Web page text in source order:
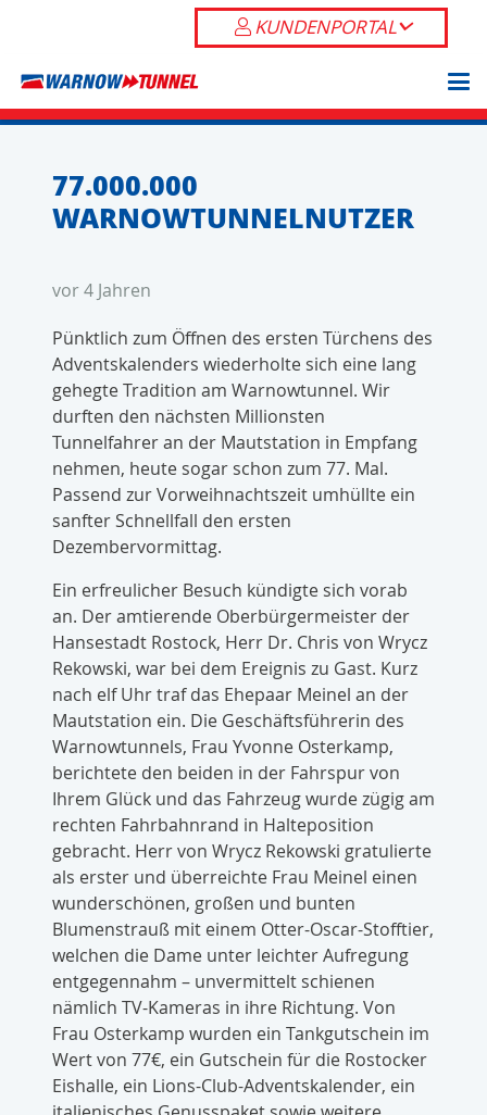
KUNDENPORTAL
77.000.000
WARNOWTUNNELNUTZER
vor 4 Jahren
Pünktlich zum Öffnen des ersten Türchens des
Adventskalenders wiederholte sich eine lang
gehegte Tradition am Warnowtunnel. Wir
durften den nächsten Millionsten
Tunnelfahrer an der Mautstation in Empfang
nehmen, heute sogar schon zum 77. Mal.
Passend zur Vorweihnachtszeit umhüllte ein
sanfter Schnellfall den ersten
Dezembervormittag.
Ein erfreulicher Besuch kündigte sich vorab
an. Der amtierende Oberbürgermeister der
Hansestadt Rostock, Herr Dr. Chris von Wrycz
Rekowski, war bei dem Ereignis zu Gast. Kurz
nach elf Uhr traf das Ehepaar Meinel an der
Mautstation ein. Die Geschäftsführerin des
Warnowtunnels, Frau Yvonne Osterkamp,
berichtete den beiden in der Fahrspur von
Ihrem Glück und das Fahrzeug wurde zügig am
rechten Fahrbahnrand in Halteposition
gebracht. Herr von Wrycz Rekowski gratulierte
als erster und überreichte Frau Meinel einen
wunderschönen, großen und bunten
Blumenstrauß mit einem Otter-Oscar-Stofftier,
welchen die Dame unter leichter Aufregung
entgegennahm – unvermittelt schienen
nämlich TV-Kameras in ihre Richtung. Von
Frau Osterkamp wurden ein Tankgutschein im
Wert von 77€, ein Gutschein für die Rostocker
Eishalle, ein Lions-Club-Adventskalender, ein